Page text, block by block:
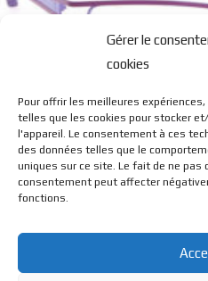
Gérer le
cookies
Pour offrir les meilleures
telles que les cookies pour stocker
l'appareil. Le consentement à ces
des données telles que le
uniques sur ce site. Le fait de ne pas
consentement peut affecter
fonctions.
E
© BL Optique - 22 Rue de la